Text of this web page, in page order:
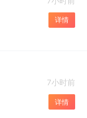
详情
7小时前
详情